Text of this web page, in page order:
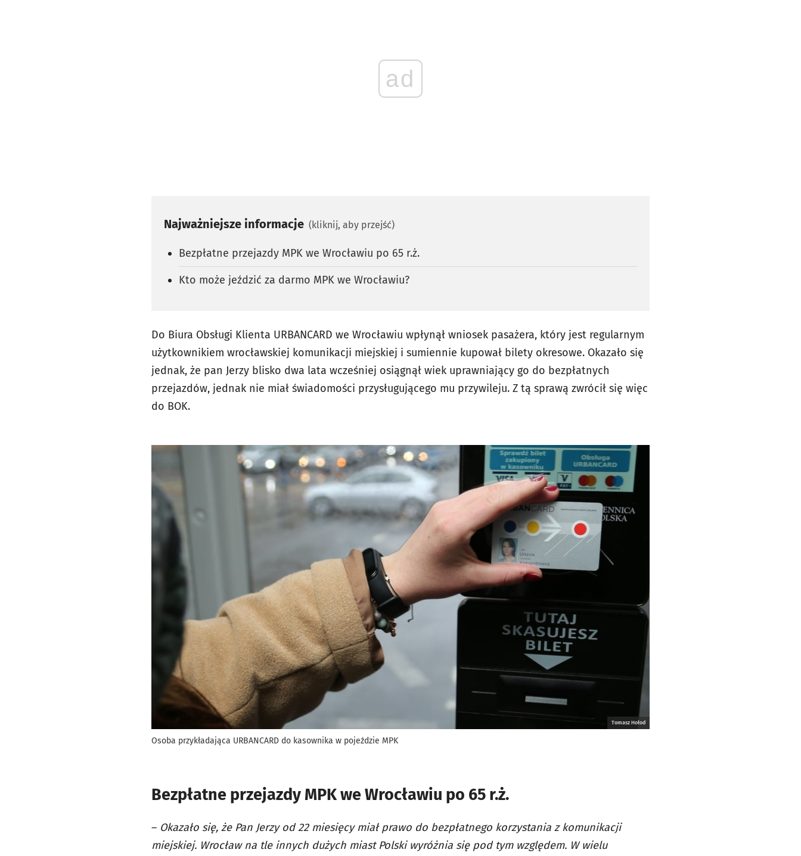
ad
Najważniejsze informacje (kliknij, aby przejść)
Bezpłatne przejazdy MPK we Wrocławiu po 65 r.ż.
Kto może jeździć za darmo MPK we Wrocławiu?
Do Biura Obsługi Klienta URBANCARD we Wrocławiu wpłynął wniosek pasażera, który jest regularnym
użytkownikiem wrocławskiej komunikacji miejskiej i sumiennie kupował bilety okresowe. Okazało się
jednak, że pan Jerzy blisko dwa lata wcześniej osiągnął wiek uprawniający go do bezpłatnych
przejazdów, jednak nie miał świadomości przysługującego mu przywileju. Z tą sprawą zwrócił się więc
do BOK.
Tomasz Hołod
Osoba przykładająca URBANCARD do kasownika w pojeździe MPK
Bezpłatne przejazdy MPK we Wrocławiu po 65 r.ż.
– Okazało się, że Pan Jerzy od 22 miesięcy miał prawo do bezpłatnego korzystania z komunikacji
miejskiej. Wrocław na tle innych dużych miast Polski wyróżnia się pod tym względem. W wielu